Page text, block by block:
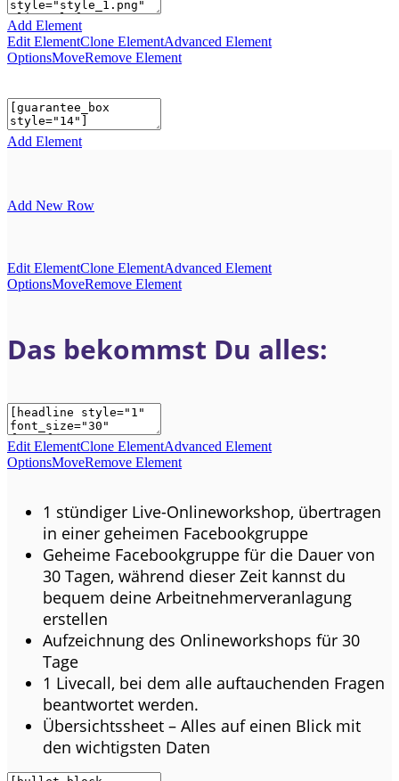
Add Element
Edit ElementClone ElementAdvanced Element
OptionsMoveRemove Element
Add Element
Add New Row
Edit ElementClone ElementAdvanced Element
OptionsMoveRemove Element
Das bekommst Du alles:
Edit ElementClone ElementAdvanced Element
OptionsMoveRemove Element
1 stündiger Live-Onlineworkshop, übertragen
in einer geheimen Facebookgruppe
Geheime Facebookgruppe für die Dauer von
30 Tagen, während dieser Zeit kannst du
bequem deine Arbeitnehmerveranlagung
erstellen
Aufzeichnung des Onlineworkshops für 30
Tage
1 Livecall, bei dem alle auftauchenden Fragen
beantwortet werden.
Übersichtssheet – Alles auf einen Blick mit
den wichtigsten Daten